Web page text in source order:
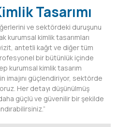
Tasarımı
ve sektördeki duruşunu
kurumsal kimlik tasarımları
antetli kağıt ve diğer tüm
bir bütünlük içinde
kurumsal kimlik tasarım
imajını güçlendiriyor, sektörde
Her detayı düşünülmüş
daha güçlü ve güvenilir bir şekilde